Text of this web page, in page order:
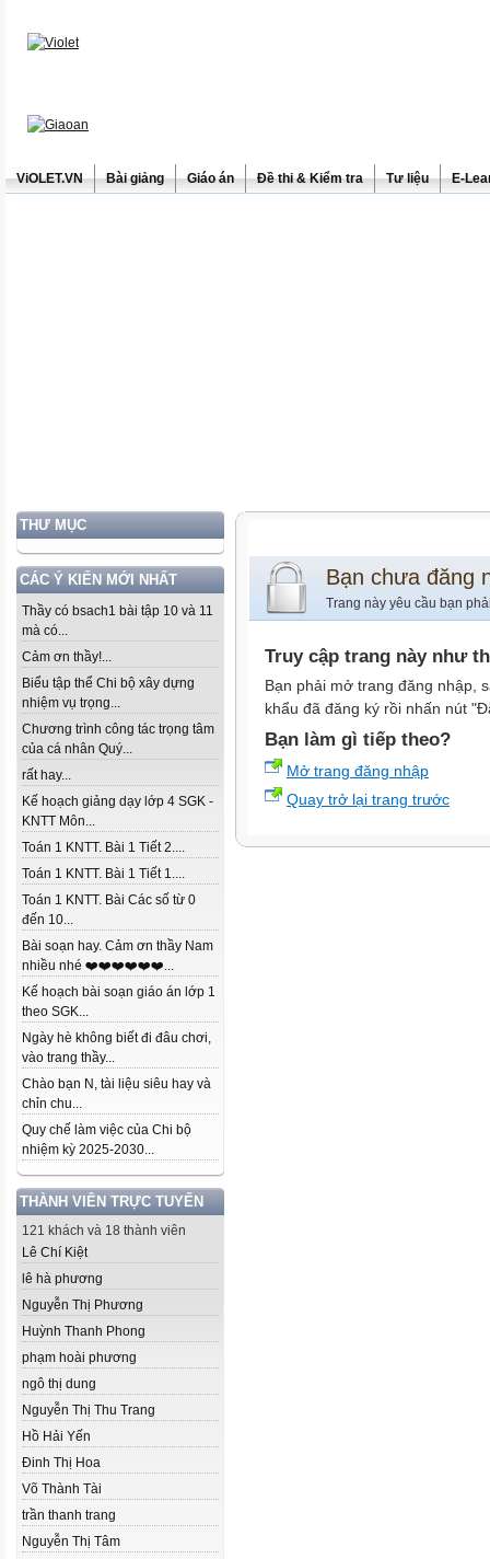
ViOLET.VN Bài giảng Giáo án Đề thi & Kiểm tra Tư liệu E-
THƯ MỤC
CÁC Ý KIẾN MỚI NHẤT
Thầy có bsach1 bài tập 10 và 11
mà có...
Cảm ơn thầy!...
Biểu tập thể Chi bộ xây dựng
nhiệm vụ trọng...
Chương trình công tác trọng tâm
của cá nhân Quý...
rất hay...
Kế hoạch giảng dạy lớp 4 SGK -
KNTT Môn...
Toán 1 KNTT. Bài 1 Tiết 2....
Toán 1 KNTT. Bài 1 Tiết 1....
Toán 1 KNTT. Bài Các số từ 0
đến 10...
Bài soạn hay. Cảm ơn thầy Nam
nhiều nhé ❤️❤️❤️❤️❤️❤️...
Kế hoạch bài soạn giáo án lớp 1
theo SGK...
Ngày hè không biết đi đâu chơi,
vào trang thầy...
Chào bạn N, tài liệu siêu hay và
chỉn chu...
Quy chế làm việc của Chi bộ
nhiệm kỳ 2025-2030...
THÀNH VIÊN TRỰC TUYẾN
121 khách và 18 thành viên
Lê Chí Kiệt
lê hà phương
Nguyễn Thị Phương
Huỳnh Thanh Phong
phạm hoài phương
ngô thị dung
Nguyễn Thị Thu Trang
Hồ Hải Yến
Đinh Thị Hoa
Võ Thành Tài
trần thanh trang
Nguyễn Thị Tâm
Bạn chưa đăng
Trang này yêu cầu bạn
Truy cập trang này như
Bạn phải mở trang đăng nhập,
khẩu đã đăng ký rồi nhấn nút
Bạn làm gì tiếp theo?
Mở trang đăng nhập
Quay trở lại trang trước